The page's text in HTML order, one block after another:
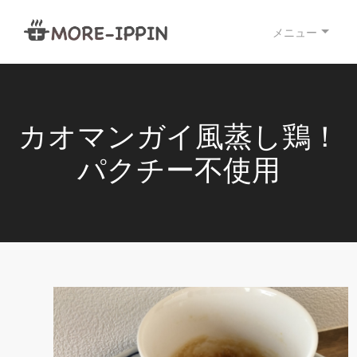
メニュー
カオマンガイ風蒸し鶏！
パクチー不使用